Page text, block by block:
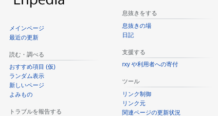
メインページ
最近の更新
読む・調べる
おすすめ項目 (仮)
ランダム表示
新しいページ
よみもの
トラブルを報告する
息抜きをする
息抜きの場
日記
支援する
rxy や利用者への寄付
ツール
リンク制御
リンク元
関連ページの更新状況